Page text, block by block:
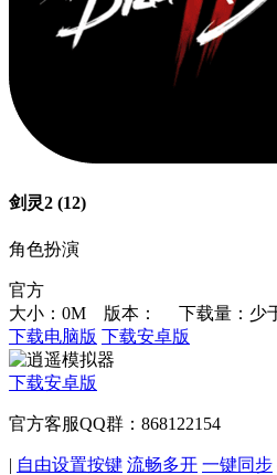
剑灵2 (12)
角色扮演
官方
大小：0M 版本：
下载量：少
下载电脑版 下载安卓版
下载安卓版
官方客服QQ群：868122154
| 自由设置按键 流畅多开 一键同步